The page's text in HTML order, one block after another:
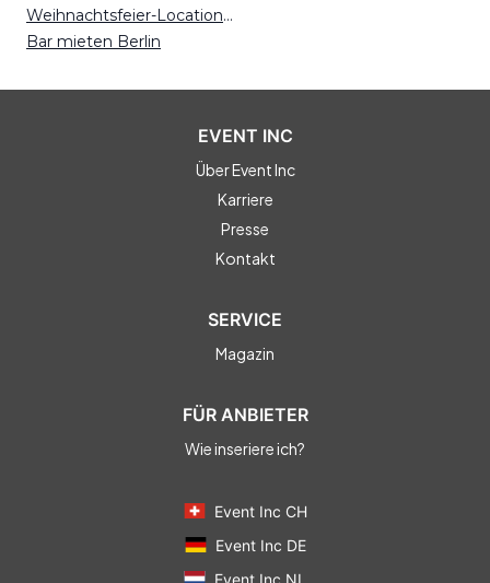
Weihnachtsfeier-Locations Kassel
Bar mieten Berlin
EVENT INC
Über Event Inc
Karriere
Presse
Kontakt
SERVICE
Magazin
FÜR ANBIETER
Wie inseriere ich?
Event Inc CH
Event Inc DE
Event Inc NL